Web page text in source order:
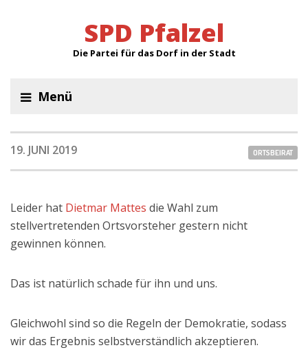
SPD Pfalzel
Die Partei für das Dorf in der Stadt
Menü
19. JUNI 2019 ORTSBEIRAT
Leider hat Dietmar Mattes die Wahl zum
stellvertretenden Ortsvorsteher gestern nicht
gewinnen können.
Das ist natürlich schade für ihn und uns.
Gleichwohl sind so die Regeln der Demokratie, sodass
wir das Ergebnis selbstverständlich akzeptieren.